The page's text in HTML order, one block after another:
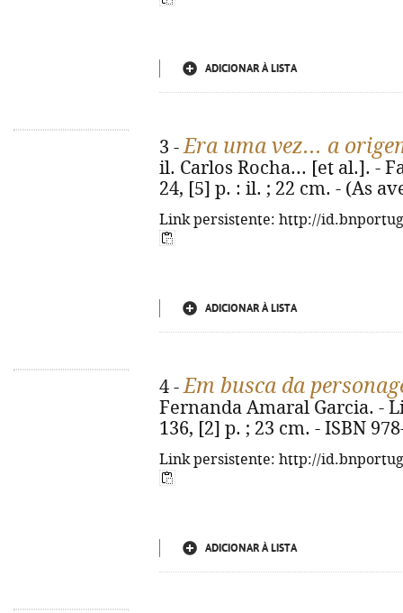
ADICIONAR À LISTA
3 -Era uma vez... a
il. Carlos Rocha... [et al.]. -
24, [5] p. : il. ; 22 cm. - (As
Link persistente: http://
ADICIONAR À LISTA
4 -Em busca da
Fernanda Amaral Garcia. -
136, [2] p. ; 23 cm. - ISBN
Link persistente: http://
ADICIONAR À LISTA